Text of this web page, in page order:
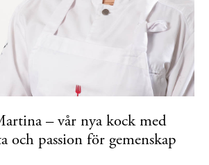
– vår nya kock med
och passion för gemenskap